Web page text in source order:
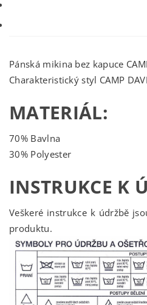
Pánská mikina bez kapuce
Charakteristický styl CAMP
MATERIÁL:
70% Bavlna
30% Polyester
INSTRUKCE K
Veškeré instrukce k údržbě
produktu.